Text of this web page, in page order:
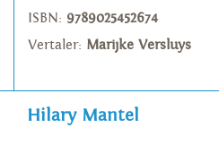
ISBN: 9789025452674
Vertaler: Marijke Versluys
Hilary Mantel